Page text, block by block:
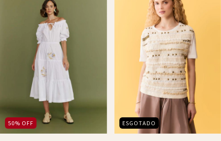
50% OFF ESGOTADO